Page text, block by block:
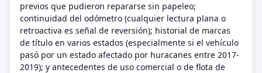
previos que pudieron repararse sin papeleo;
continuidad del odómetro (cualquier lectura plana o
retroactiva es señal de reversión); historial de marcas
de título en varios estados (especialmente si el vehículo
pasó por un estado afectado por huracanes entre 2017-
2019); y antecedentes de uso comercial o de flota de